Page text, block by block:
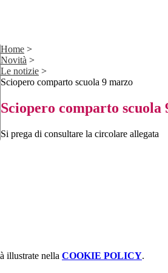
Home >
Novità >
Le notizie >
Sciopero comparto scuola 9 marzo
Sciopero comparto scuola
Si prega di consultare la circolare allegata
illustrate nella COOKIE POLICY.